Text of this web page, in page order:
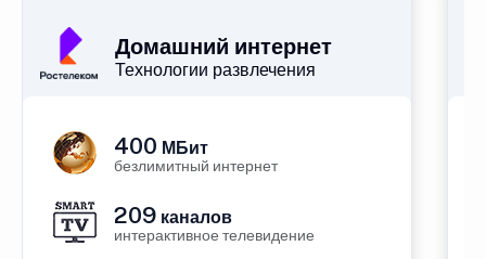
Домашний интернет
Технологии развлечения
400 МБит
безлимитный интернет
209 каналов
интерактивное телевидение